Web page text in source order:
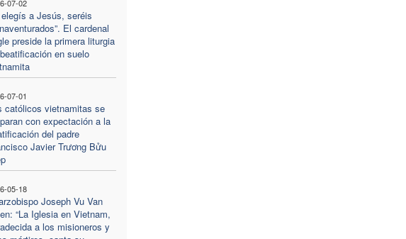
07-02
elegís a Jesús, seréis
El cardenal
preside la primera liturgia
en suelo
07-01
católicos vietnamitas se
con expectación a la
del padre
Javier Trương Bửu
05-18
Joseph Vu Van
“La Iglesia en Vietnam,
a los misioneros y